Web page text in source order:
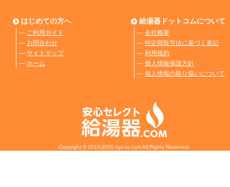
はじめての方へ
― ご利用ガイド
― お問合わせ
― サイトマップ
― ホーム
給湯器ドットコムについて
― 会社概要
― 特定商取引法に基づく表記
― 利用規約
― 個人情報保護方針
― 個人情報の取り扱いについて
Copyright © 2015-2020 kyu-to.com All Rights Reserved.